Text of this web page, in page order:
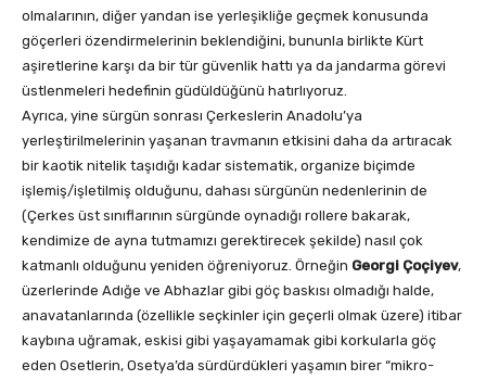
olmalarının, diğer yandan ise yerleşikliğe geçmek konusunda
göçerleri özendirmelerinin beklendiğini, bununla birlikte Kürt
aşiretlerine karşı da bir tür güvenlik hattı ya da jandarma görevi
üstlenmeleri hedefinin güdüldüğünü hatırlıyoruz.
Ayrıca, yine sürgün sonrası Çerkeslerin Anadolu’ya
yerleştirilmelerinin yaşanan travmanın etkisini daha da artıracak
bir kaotik nitelik taşıdığı kadar sistematik, organize biçimde
işlemiş/işletilmiş olduğunu, dahası sürgünün nedenlerinin de
(Çerkes üst sınıflarının sürgünde oynadığı rollere bakarak,
kendimize de ayna tutmamızı gerektirecek şekilde) nasıl çok
katmanlı olduğunu yeniden öğreniyoruz. Örneğin Georgi Çoçiyev,
üzerlerinde Adığe ve Abhazlar gibi göç baskısı olmadığı halde,
anavatanlarında (özellikle seçkinler için geçerli olmak üzere) itibar
kaybına uğramak, eskisi gibi yaşayamamak gibi korkularla göç
eden Osetlerin, Osetya’da sürdürdükleri yaşamın birer “mikro-